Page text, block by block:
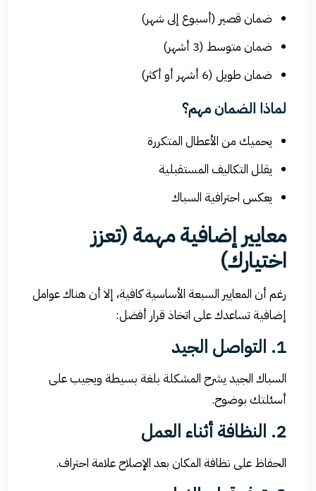
ضمان قصير (أسبوع إلى شهر)
ضمان متوسط (3 أشهر)
ضمان طويل (6 أشهر أو أكثر)
لماذا الضمان مهم؟
يحميك من الأعطال المتكررة
يقلل التكاليف المستقبلية
يعكس احترافية السباك
معايير إضافية مهمة (تعزز
اختيارك)
رغم أن المعايير السبعة الأساسية كافية، إلا أن هناك عوامل
إضافية تساعدك على اتخاذ قرار أفضل:
1. التواصل الجيد
السباك الجيد يشرح المشكلة بلغة بسيطة ويجيب على
أسئلتك بوضوح.
2. النظافة أثناء العمل
الحفاظ على نظافة المكان بعد الإصلاح علامة احتراف.